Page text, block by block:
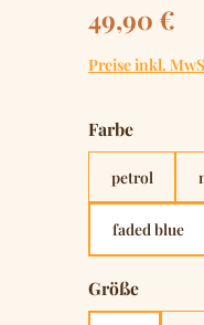
Regulärer Preis:
49,90 €
Preise inkl.
Farbe
petrol
faded blue
Größe